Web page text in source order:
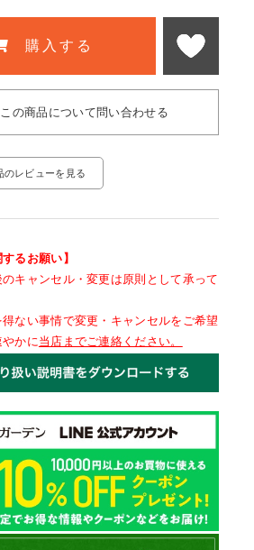
購入する
この商品について問い合わせる
のレビューを見る
るお願い】
のキャンセル・変更は原則として承って
ない事情で変更・キャンセルをご希望
かに当店までご連絡ください。